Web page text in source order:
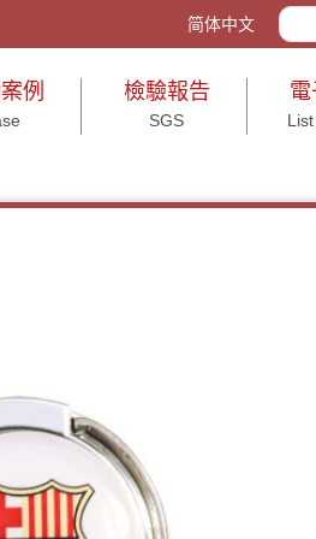
造企業形象皆宜。有各大節慶、
简体中文
例 檢驗報告
SGS